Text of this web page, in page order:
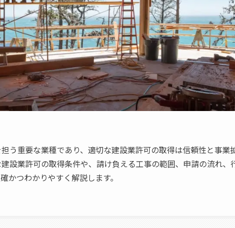
う重要な業種であり、適切な建設業許可の取得は信頼性と事業
設業許可の取得条件や、請け負える工事の範囲、申請の流れ、
かつわかりやすく解説します。